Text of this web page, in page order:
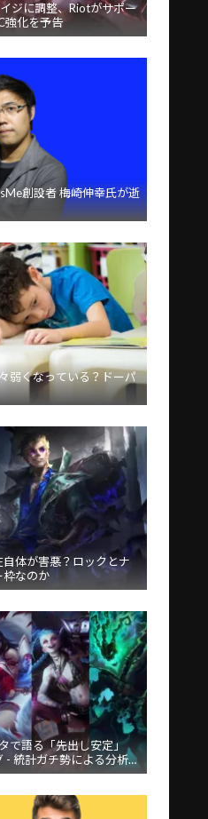
ジに調整、Riotがサポー
強化を予告
創設者 梅崎伸幸氏が逝
弱くなっている？ドーパ
体が害悪？ロックとナ
枠なのか
で語る「先出し安定」
- 統計ガチ勢による分析が